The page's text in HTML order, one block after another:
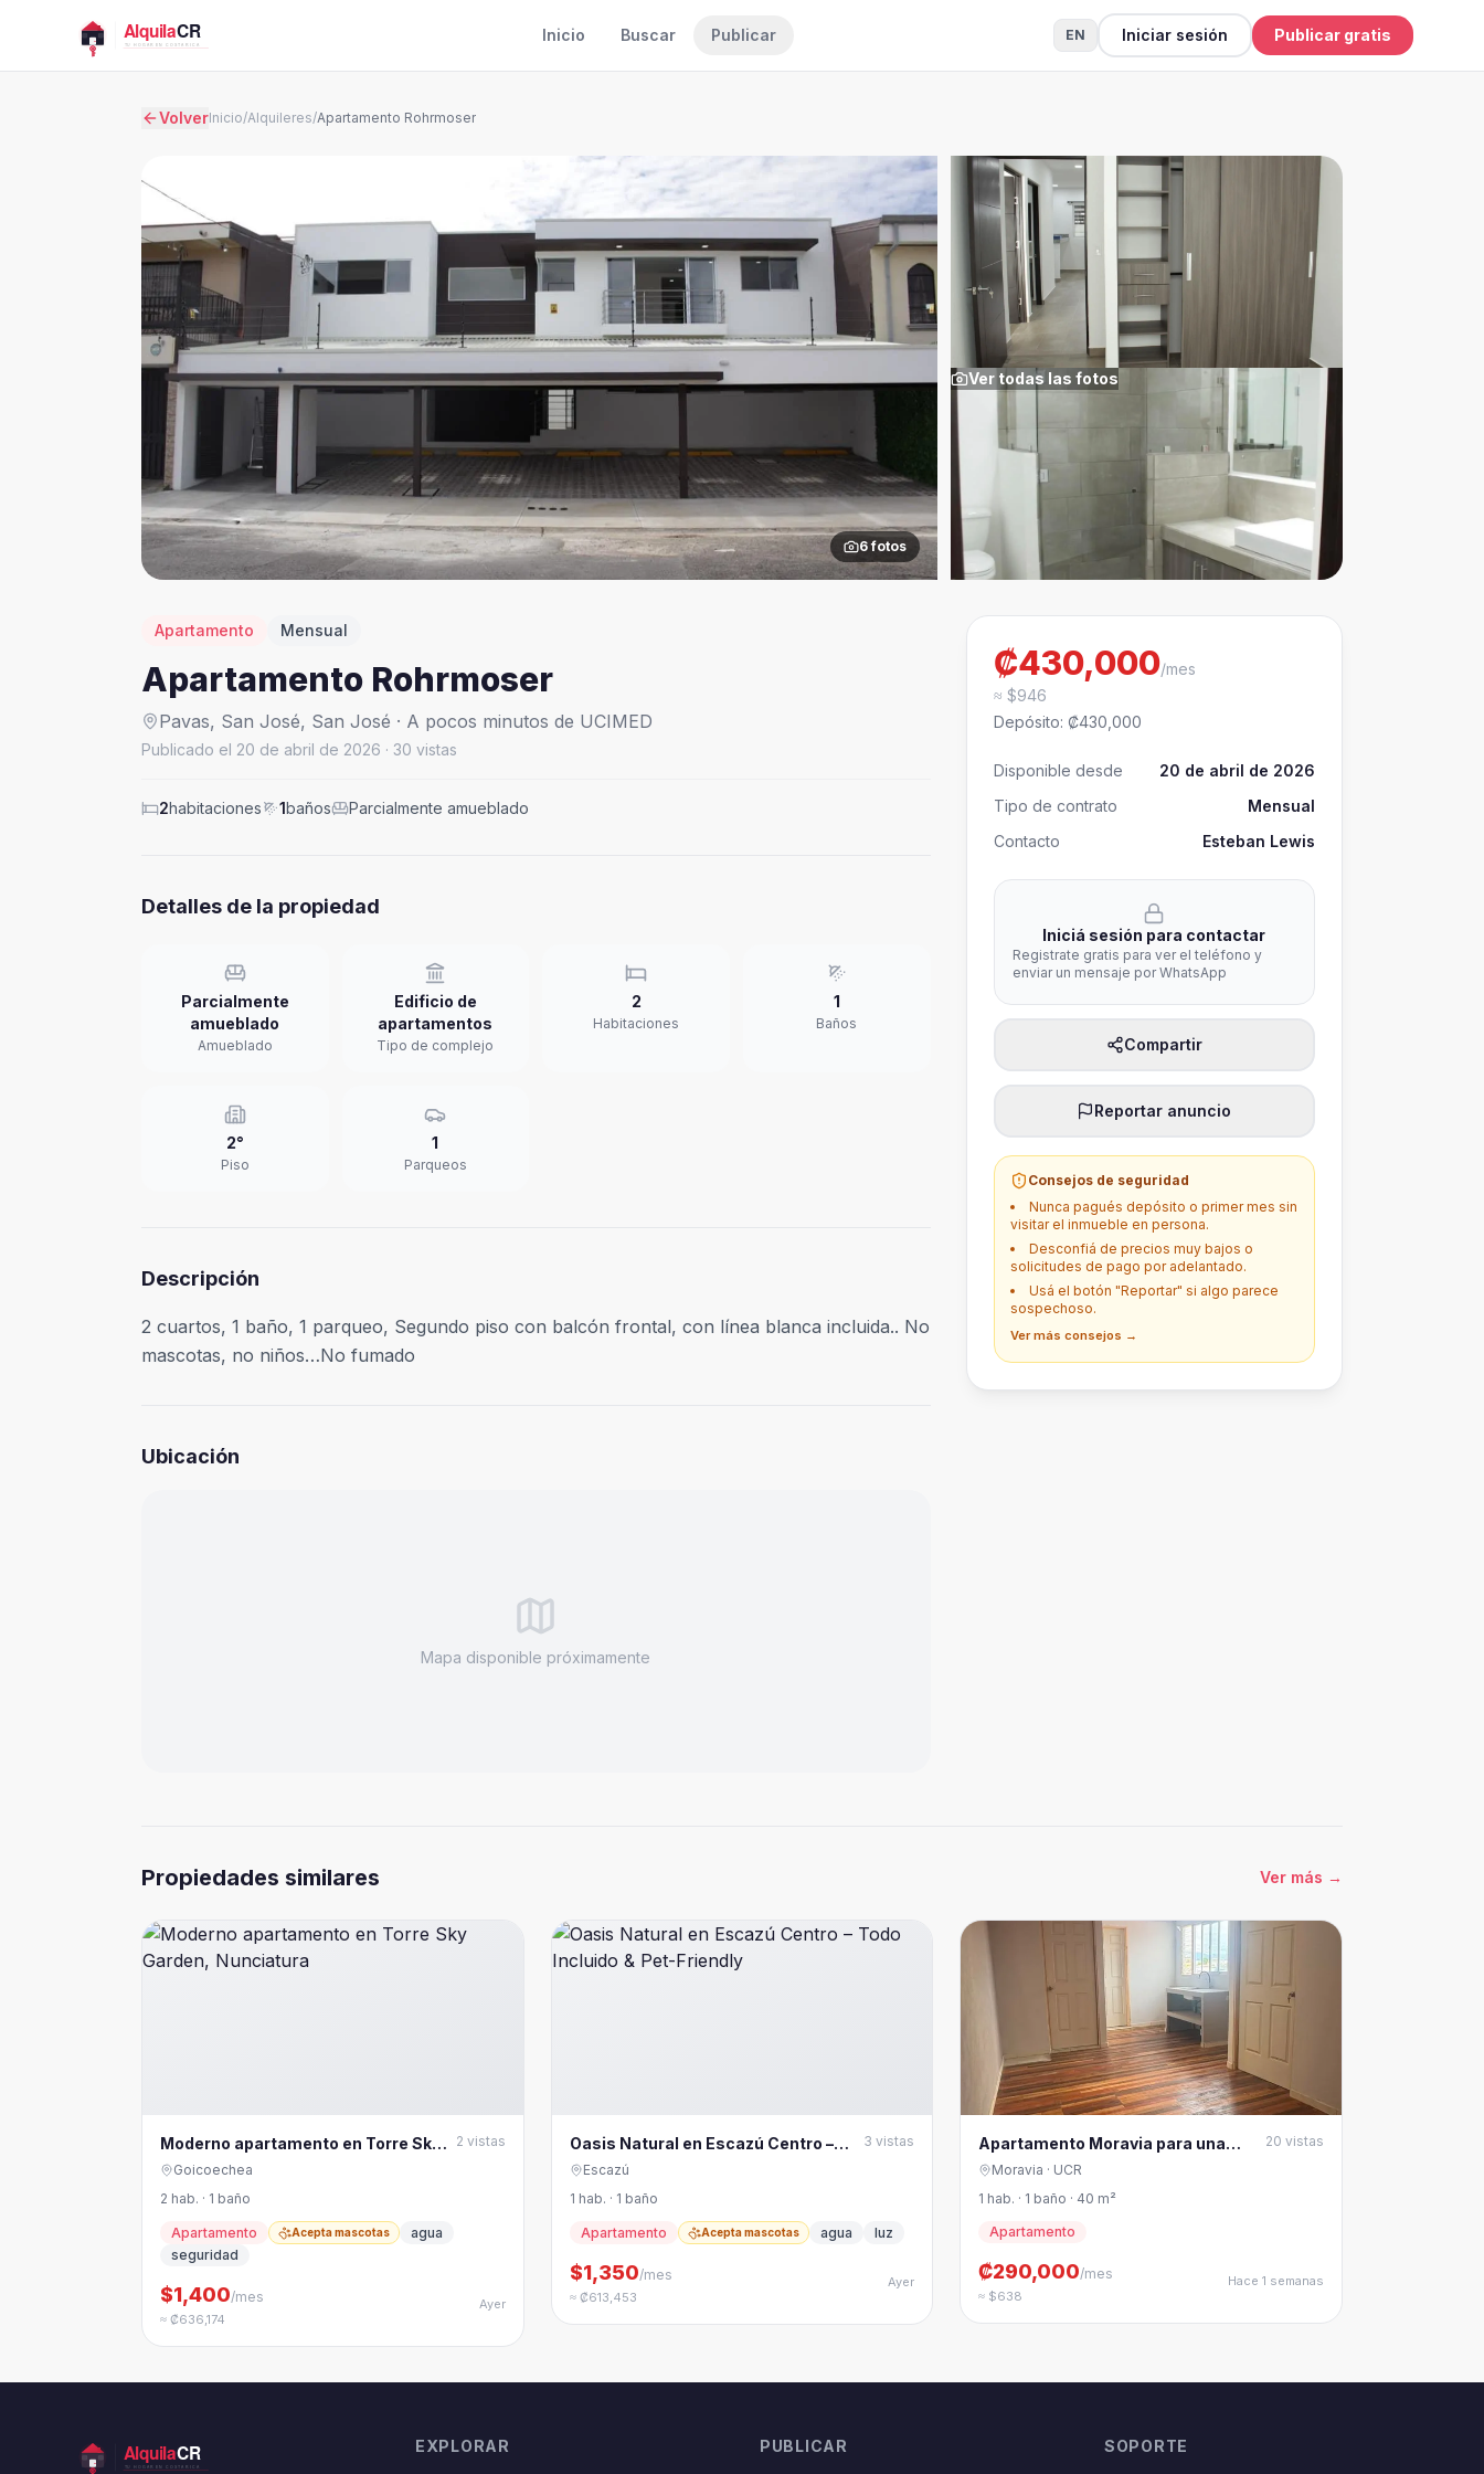
Inicio Buscar Publicar EN Iniciar sesión Publicar gratis
VolverInicio/Alquileres/Apartamento Rohrmoser
6fotos
Ver todas las fotos
Apartamento Mensual
Apartamento Rohrmoser
Pavas, San José, San José · A pocos minutos de UCIMED
Publicado el 20 de abril de 2026 · 30 vistas
2habitaciones 1baños Parcialmente amueblado
Detalles de la propiedad
Parcialmente
amueblado
Amueblado
Edificio de
apartamentos
Tipo de complejo
2
Habitaciones
1
Baños
2°
Piso
1
Parqueos
Descripción
2 cuartos, 1 baño, 1 parqueo, Segundo piso con balcón frontal, con línea blanca incluida.. No
mascotas, no niños…No fumado
Ubicación
Mapa disponible próximamente
₡430,000/mes
≈ $946
Depósito: ₡430,000
Disponible desde
20 de abril de 2026
Tipo de contrato
Mensual
Contacto
Esteban Lewis
Iniciá sesión para contactar
Registrate gratis para ver el teléfono y
enviar un mensaje por WhatsApp
Compartir
Reportar anuncio
Consejos de seguridad
Nunca pagués depósito o primer mes sin
visitar el inmueble en persona.
Desconfiá de precios muy bajos o
solicitudes de pago por adelantado.
Usá el botón "Reportar" si algo parece
sospechoso.
Ver más consejos →
Propiedades similares Ver más →
Moderno apartamento en Torre Sky
Garden, Nunciatura
2 vistas
Goicoechea
2 hab. · 1 baño
Apartamento Acepta mascotas
agua
seguridad
$1,400/mes
≈ ₡636,174
Ayer
Oasis Natural en Escazú Centro –
Todo Incluido & Pet-Friendly
3 vistas
Escazú
1 hab. · 1 baño
Apartamento Acepta mascotas agua luz
$1,350/mes
≈ ₡613,453
Ayer
Apartamento Moravia para una
pareja o una persona
20 vistas
Moravia · UCR
1 hab. · 1 baño · 40 m²
Apartamento
₡290,000/mes
≈ $638
Hace 1 semanas
EXPLORAR PUBLICAR SOPORTE